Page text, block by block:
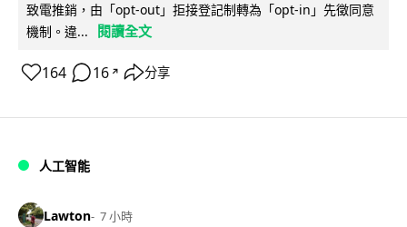
致電推銷，由「opt-out」拒接登記制轉為「opt-in」先徵同意
機制。違...
閱讀全文
164 16 ↗ 分享
人工智能
Lawton 7 小時